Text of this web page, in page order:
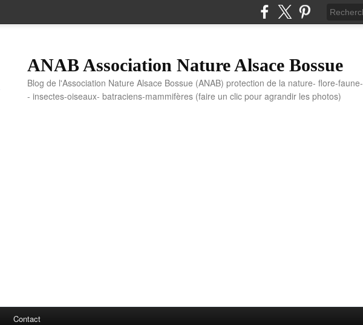
ANAB Association Nature Alsace Bossue
Blog de l'Association Nature Alsace Bossue (ANAB) protection de la nature- flore-faune-
- insectes-oiseaux- batraciens-mammifères (faire un clic pour agrandir les photos)
Contact